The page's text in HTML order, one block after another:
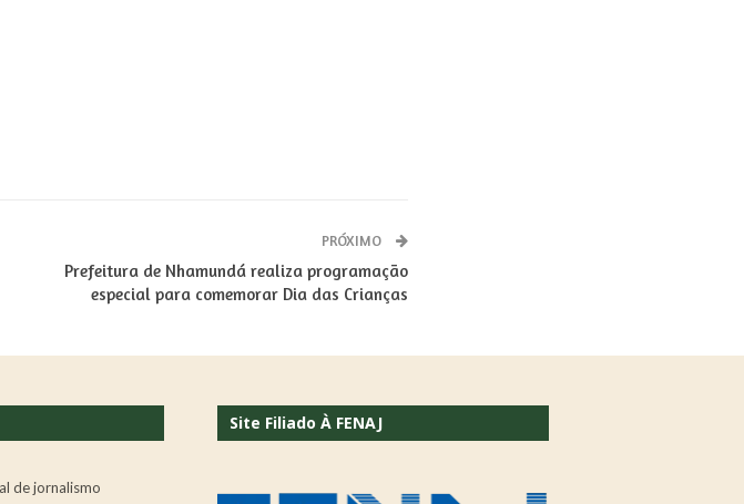
PRÓXIMO
Prefeitura de Nhamundá realiza programação
especial para comemorar Dia das Crianças
de jornalismo
Site Filiado À FENAJ